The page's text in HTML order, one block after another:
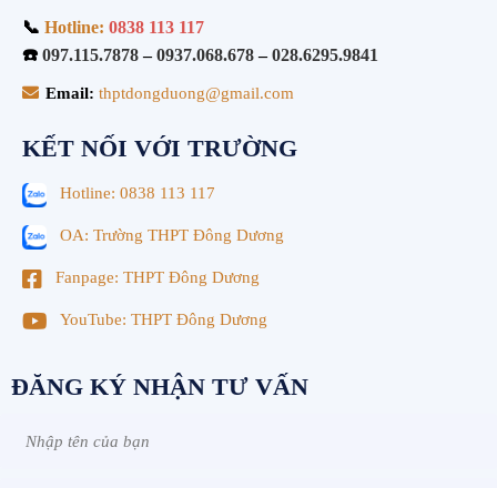
📞 Hotline: 0838 113 117
☎️ 097.115.7878–0937.068.678–028.6295.9841
Email: thptdongduong@gmail.com
KẾT NỐI VỚI TRƯỜNG
Hotline: 0838 113 117
OA: Trường THPT Đông Dương
Fanpage: THPT Đông Dương
YouTube: THPT Đông Dương
ĐĂNG KÝ NHẬN TƯ VẤN